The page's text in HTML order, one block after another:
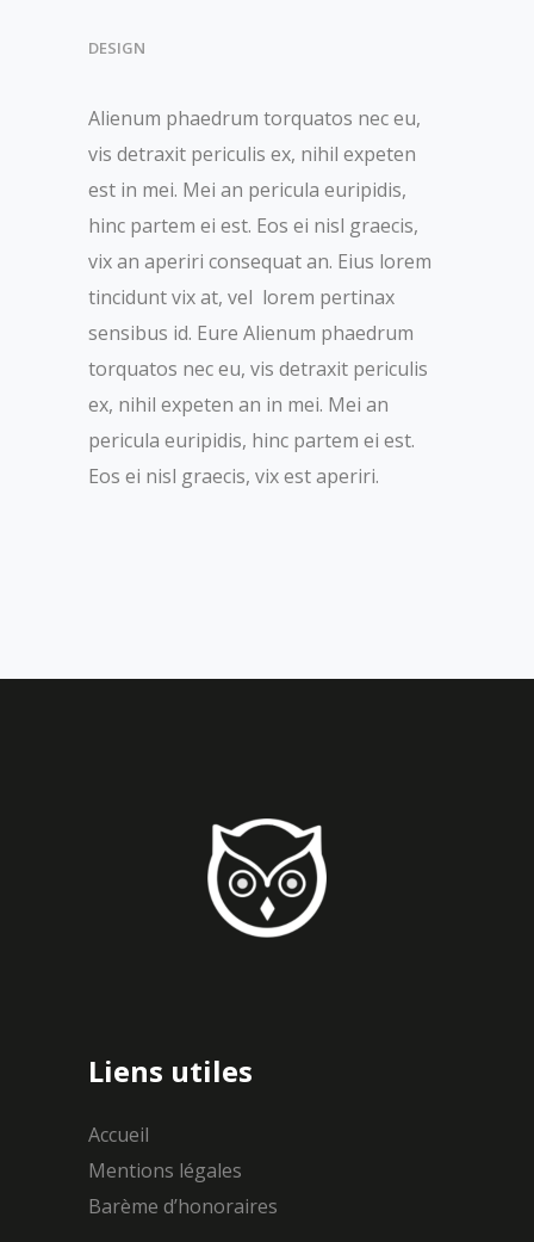
DESIGN
Alienum phaedrum torquatos nec eu,
vis detraxit periculis ex, nihil expeten
est in mei. Mei an pericula euripidis,
hinc partem ei est. Eos ei nisl graecis,
vix an aperiri consequat an. Eius lorem
tincidunt vix at, vel lorem pertinax
sensibus id. Eure Alienum phaedrum
torquatos nec eu, vis detraxit periculis
ex, nihil expeten an in mei. Mei an
pericula euripidis, hinc partem ei est.
Eos ei nisl graecis, vix est aperiri.
Liens utiles
Accueil
Mentions légales
Barème d’honoraires